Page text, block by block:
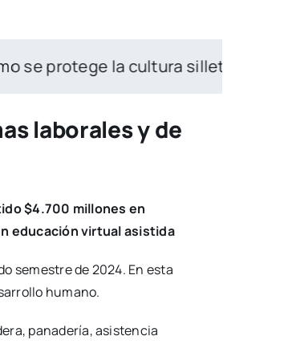
cultura silletera desde la escuela
laborales y de
$4.700 millones en
educación virtual asistida
semestre de 2024. En esta
humano.
panadería, asistencia